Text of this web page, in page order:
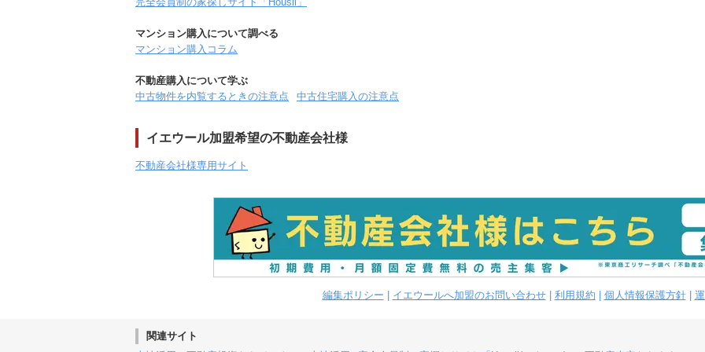
マンション購入について調べる
マンション購入コラム
不動産購入について学ぶ
中古物件を内覧するときの注意点
中古住宅購入の注意点
イエウール加盟希望の不動産会社様
不動産会社様専用サイト
編集ポリシー イエウールへ加盟のお問い合わせ| 利用規約 個人情報保護方針|
関連サイト